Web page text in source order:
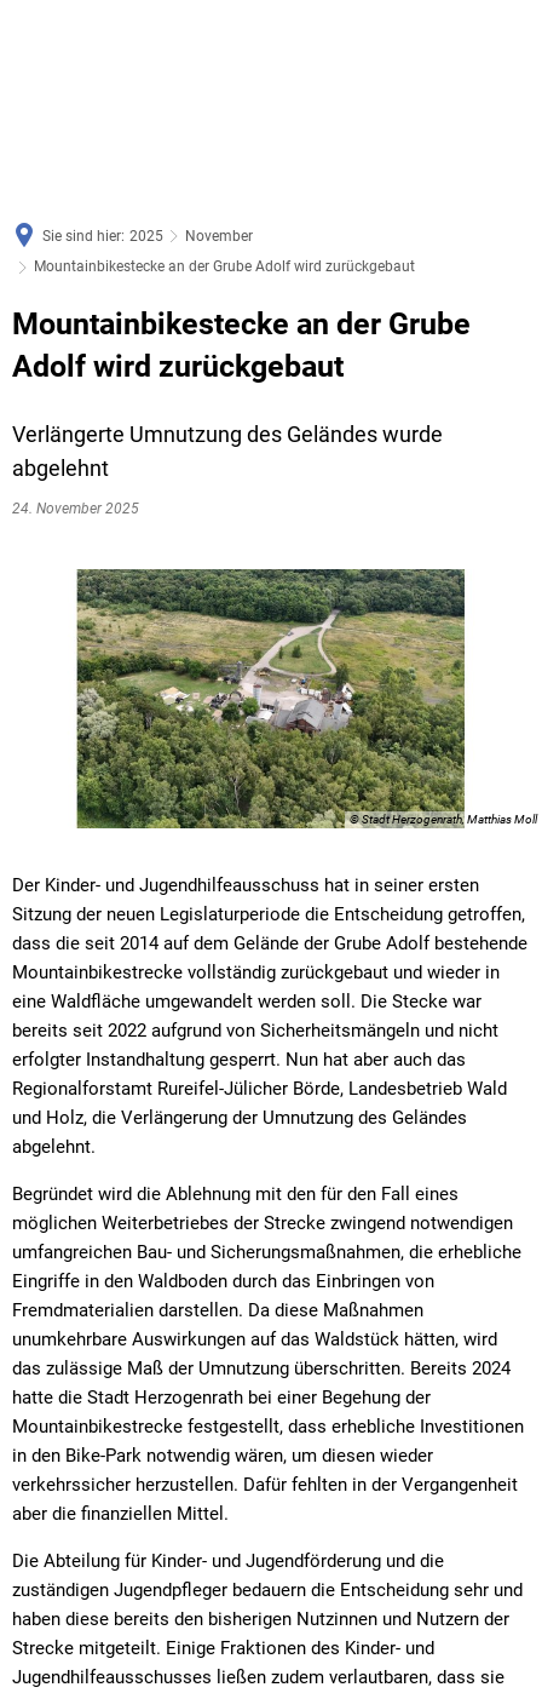
Sie sind hier: 2025
November
Mountainbikestecke an der Grube Adolf wird zurückgebaut
Mountainbikestecke an der Grube
Adolf wird zurückgebaut
Verlängerte Umnutzung des Geländes wurde
abgelehnt
24. November 2025
© Stadt Herzogenrath, Matthias Moll
Der Kinder- und Jugendhilfeausschuss hat in seiner ersten
Sitzung der neuen Legislaturperiode die Entscheidung getroffen,
dass die seit 2014 auf dem Gelände der Grube Adolf bestehende
Mountainbikestrecke vollständig zurückgebaut und wieder in
eine Waldfläche umgewandelt werden soll. Die Stecke war
bereits seit 2022 aufgrund von Sicherheitsmängeln und nicht
erfolgter Instandhaltung gesperrt. Nun hat aber auch das
Regionalforstamt Rureifel-Jülicher Börde, Landesbetrieb Wald
und Holz, die Verlängerung der Umnutzung des Geländes
abgelehnt.
Begründet wird die Ablehnung mit den für den Fall eines
möglichen Weiterbetriebes der Strecke zwingend notwendigen
umfangreichen Bau- und Sicherungsmaßnahmen, die erhebliche
Eingriffe in den Waldboden durch das Einbringen von
Fremdmaterialien darstellen. Da diese Maßnahmen
unumkehrbare Auswirkungen auf das Waldstück hätten, wird
das zulässige Maß der Umnutzung überschritten. Bereits 2024
hatte die Stadt Herzogenrath bei einer Begehung der
Mountainbikestrecke festgestellt, dass erhebliche Investitionen
in den Bike-Park notwendig wären, um diesen wieder
verkehrssicher herzustellen. Dafür fehlten in der Vergangenheit
aber die finanziellen Mittel.
Die Abteilung für Kinder- und Jugendförderung und die
zuständigen Jugendpfleger bedauern die Entscheidung sehr und
haben diese bereits den bisherigen Nutzinnen und Nutzern der
Strecke mitgeteilt. Einige Fraktionen des Kinder- und
Jugendhilfeausschusses ließen zudem verlautbaren, dass sie